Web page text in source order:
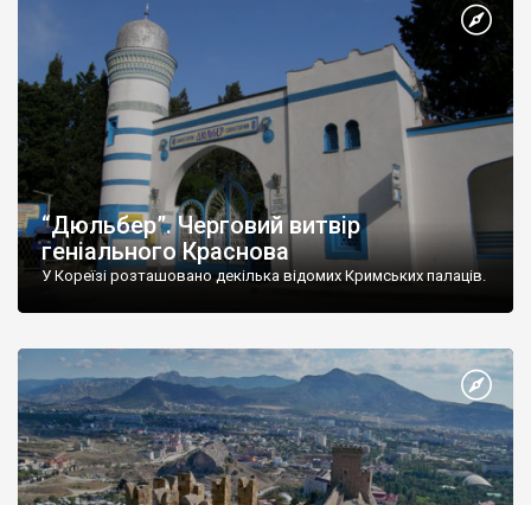
“Дюльбер”. Черговий витвір
геніального Краснова
У Кореїзі розташовано декілька відомих Кримських палаців.